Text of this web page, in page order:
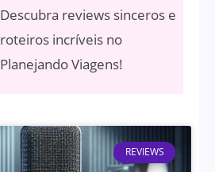
Descubra reviews sinceros e
roteiros incríveis no
Planejando Viagens!
REVIEWS